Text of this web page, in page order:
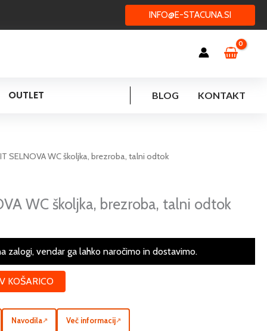
INFO@E-STACUNA.SI
OUTLET BLOG KONTAKT
SELNOVA WC školjka, brezroba, talni odtok
WC školjka, brezroba, talni odtok
zalogi, vendar ga lahko naročimo in dostavimo.
KOŠARICO
Navodila↗ Več informacij↗